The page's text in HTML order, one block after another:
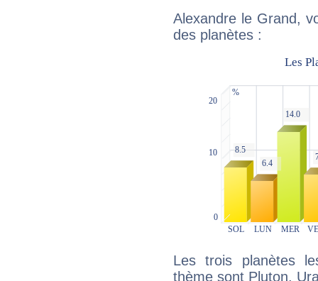
Alexandre le Grand,
des planètes :
Les trois planètes
thème sont Pluton,